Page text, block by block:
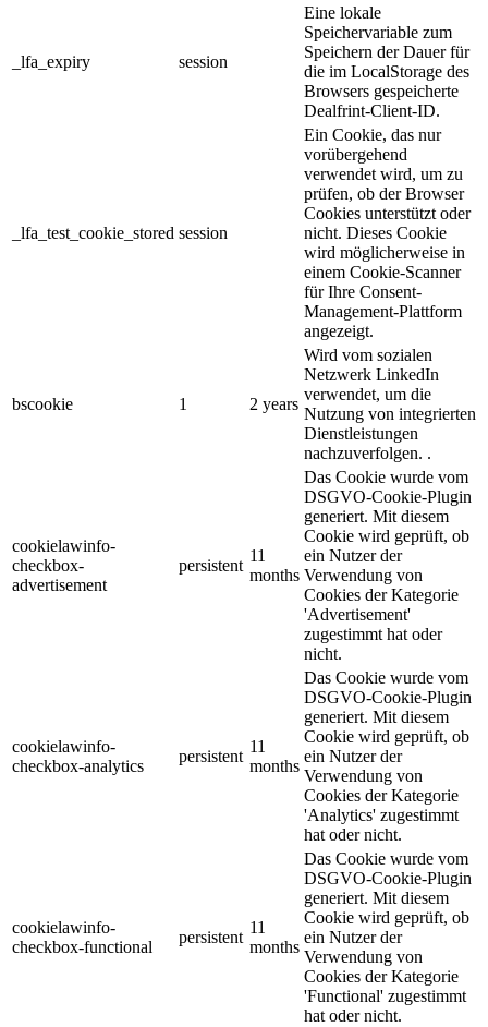
_lfa_expiry session
Eine lokale
Speichervariable zum
Speichern der Dauer für
die im LocalStorage des
Browsers gespeicherte
Dealfrint-Client-ID.
_lfa_test_cookie_stored session
Ein Cookie, das nur
vorübergehend
verwendet wird, um zu
prüfen, ob der Browser
Cookies unterstützt oder
nicht. Dieses Cookie
wird möglicherweise in
einem Cookie-Scanner
für Ihre Consent-
Management-Plattform
angezeigt.
bscookie 1 2 years
Wird vom sozialen
Netzwerk LinkedIn
verwendet, um die
Nutzung von integrierten
Dienstleistungen
nachzuverfolgen. .
cookielawinfo-
checkbox-
advertisement
persistent
11
months
Das Cookie wurde vom
DSGVO-Cookie-Plugin
generiert. Mit diesem
Cookie wird geprüft, ob
ein Nutzer der
Verwendung von
Cookies der Kategorie
'Advertisement'
zugestimmt hat oder
nicht.
cookielawinfo-
checkbox-analytics
persistent
11
months
Das Cookie wurde vom
DSGVO-Cookie-Plugin
generiert. Mit diesem
Cookie wird geprüft, ob
ein Nutzer der
Verwendung von
Cookies der Kategorie
'Analytics' zugestimmt
hat oder nicht.
cookielawinfo-
checkbox-functional
persistent
11
months
Das Cookie wurde vom
DSGVO-Cookie-Plugin
generiert. Mit diesem
Cookie wird geprüft, ob
ein Nutzer der
Verwendung von
Cookies der Kategorie
'Functional' zugestimmt
hat oder nicht.